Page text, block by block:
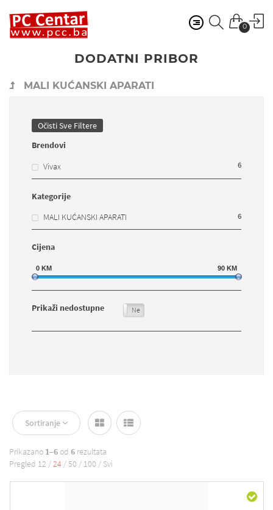
0
DODATNI PRIBOR
MALI KUĆANSKI APARATI
Očisti Sve Filtere
Brendovi
Vivax
6
Kategorije
MALI KUĆANSKI APARATI
6
Cijena
0 KM 90 KM
Prikaži nedostupne Ne
Sortiranje
Prikazano 1–6 od 6 rezultata
Pregled 12 /24 /50 / 100 / Svi